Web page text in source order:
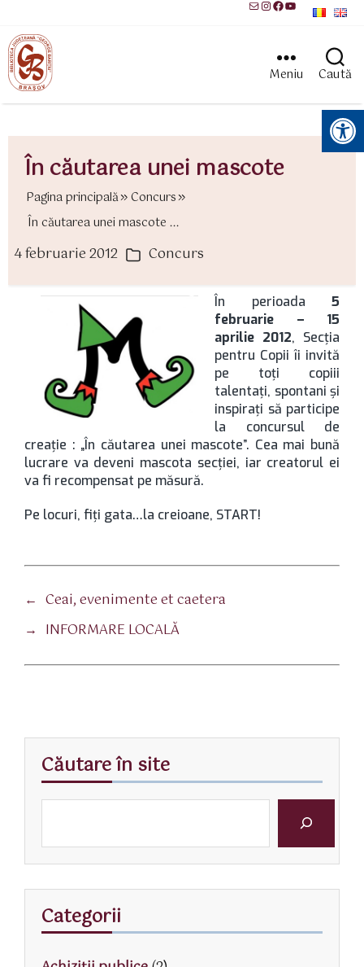
MailInstagram
Facebook
YouTube
Meniu Caută
Instrumente pentru accesibilitate
În căutarea unei mascote
Pagina principală
Concurs
În căutarea unei mascote ...
4 februarie 2012 Categorii
Concurs
În perioada 5
februarie – 15
aprilie 2012, Secţia
pentru Copii îi invită
pe toţi copiii
talentaţi, spontani şi
inspiraţi să participe
la concursul de
creaţie : „În căutarea unei mascote”. Cea mai bună
lucrare va deveni mascota secţiei, iar creatorul ei
va fi recompensat pe măsură.
Pe locuri, fiţi gata…la creioane, START!
← Ceai, evenimente et caetera
→ INFORMARE LOCALĂ
Căutare în site
Categorii